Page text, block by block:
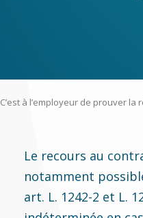
C’est à l’employeur de prouver la
Le recours au
notamment
art. L. 1242-2 et L.